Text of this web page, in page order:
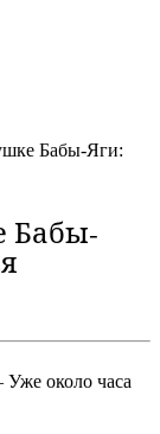
Бабы-Яги:
Бабы-
около часа